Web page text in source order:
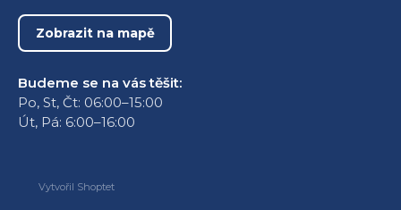
Zobrazit na mapě
Budeme se na vás těšit:
Po, St, Čt: 06:00–15:00
Út, Pá: 6:00–16:00
Vytvořil Shoptet